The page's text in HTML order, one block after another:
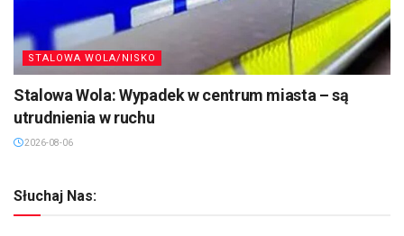
STALOWA WOLA/NISKO
Stalowa Wola: Wypadek w centrum miasta – są
utrudnienia w ruchu
2026-08-06
Słuchaj Nas: